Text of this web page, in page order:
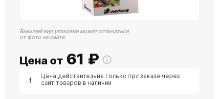
Внешний вид упаковки может отличаться
от фото на сайте.
Цена от 61 ₽
Цена действительна только при заказе через
сайт товаров в наличии